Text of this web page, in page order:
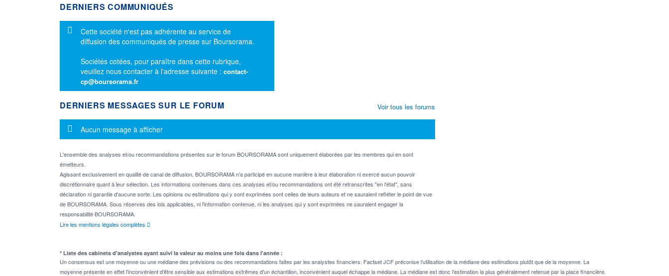
DERNIERS COMMUNIQUÉS
Message d'information
Cette société n'est pas adhérente au service de
diffusion des communiqués de presse sur Boursorama.
Sociétés cotées, pour paraître dans cette rubrique,
veuillez nous contacter à l'adresse suivante : contact-
cp@boursorama.fr
DERNIERS MESSAGES SUR LE FORUM
Message d'information
Aucun message à afficher
L'ensemble des analyses et/ou recommandations présentes sur le forum BOURSORAMA sont uniquement élaborées par les membres qui en sont
émetteurs.
Agissant exclusivement en qualité de canal de diffusion, BOURSORAMA n'a participé en aucune manière à leur élaboration ni exercé aucun pouvoir
discrétionnaire quant à leur sélection. Les informations contenues dans ces analyses et/ou recommandations ont été retranscrites "en l'état", sans
déclaration ni garantie d'aucune sorte. Les opinions ou estimations qui y sont exprimées sont celles de leurs auteurs et ne sauraient refléter le point de vue
de BOURSORAMA. Sous réserves des lois applicables, ni l'information contenue, ni les analyses qui y sont exprimées ne sauraient engager la
responsabilité BOURSORAMA.
Lire les mentions légales complètes
Voir tous les forums
* Liste des cabinets d'analystes ayant suivi la valeur au moins une fois dans l'année :
Un consensus est une moyenne ou une médiane des prévisions ou des recommandations faites par les analystes financiers. Factset JCF préconise l'utilisation de la médiane des estimations plutôt que de la moyenne. La
moyenne présente en effet l'inconvénient d'être sensible aux estimations extrêmes d'un échantillon, inconvénient auquel échappe la médiane. La médiane est donc l'estimation la plus généralement retenue par la place financière.